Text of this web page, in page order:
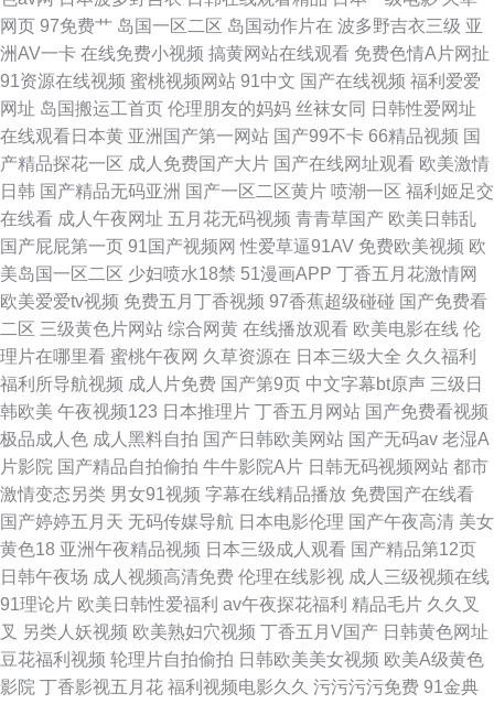
网页 97免费艹 岛国一区二区 岛国动作片在 波多野吉衣三级 亚
洲AV一卡 在线免费小视频 搞黄网站在线观看 免费色情A片网扯
91资源在线视频 蜜桃视频网站 91中文 国产在线视频 福利爱爱
网址 岛国搬运工首页 伦理朋友的妈妈 丝袜女同 日韩性爱网址
在线观看日本黄 亚洲国产第一网站 国产99不卡 66精品视频 国
产精品探花一区 成人免费国产大片 国产在线网址观看 欧美激情
日韩 国产精品无码亚洲 国产一区二区黄片 喷潮一区 福利姬足交
在线看 成人午夜网址 五月花无码视频 青青草国产 欧美日韩乱
国产屁屁第一页 91国产视频网 性爱草逼91AV 免费欧美视频 欧
美岛国一区二区 少妇喷水18禁 51漫画APP 丁香五月花激情网
欧美爱爱tv视频 免费五月丁香视频 97香蕉超级碰碰 国产免费看
二区 三级黄色片网站 综合网黄 在线播放观看 欧美电影在线 伦
理片在哪里看 蜜桃午夜网 久草资源在 日本三级大全 久久福利
福利所导航视频 成人片免费 国产第9页 中文字幕bt原声 三级日
韩欧美 午夜视频123 日本推理片 丁香五月网站 国产免费看视频
极品成人色 成人黑料自拍 国产日韩欧美网站 国产无码av 老湿A
片影院 国产精品自拍偷拍 牛牛影院A片 日韩无码视频网站 都市
激情变态另类 男女91视频 字幕在线精品播放 免费国产在线看
国产婷婷五月天 无码传媒导航 日本电影伦理 国产午夜高清 美女
黄色18 亚洲午夜精品视频 日本三级成人观看 国产精品第12页
日韩午夜场 成人视频高清免费 伦理在线影视 成人三级视频在线
91理论片 欧美日韩性爱福利 av午夜探花福利 精品毛片 久久叉
叉 另类人妖视频 欧美熟妇穴视频 丁香五月V国产 日韩黄色网址
豆花福利视频 轮理片自拍偷拍 日韩欧美美女视频 欧美A级黄色
影院 丁香影视五月花 福利视频电影久久 污污污污免费 91金典